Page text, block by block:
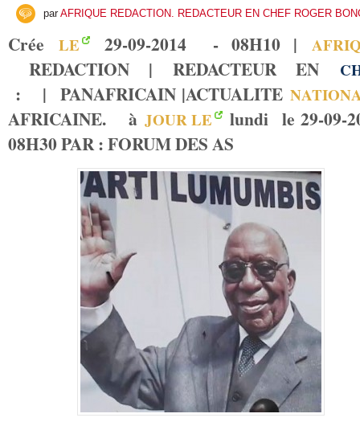
par AFRIQUE REDACTION. REDACTEUR EN CHEF ROGER
Crée LE 29-09-2014 - 08H10 |
REDACTION | REDACTEUR EN
: | PANAFRICAIN |ACTUALITE
AFRICAINE. à JOUR LE lundi le 29-09-
08H30 PAR : FORUM DES AS